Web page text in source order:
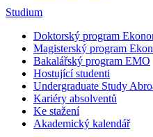
Studium
Doktorský program
Magisterský program
Bakalářský program EMO
Hostující studenti
Undergraduate Study
Kariéry absolventů
Ke stažení
Akademický kalendář